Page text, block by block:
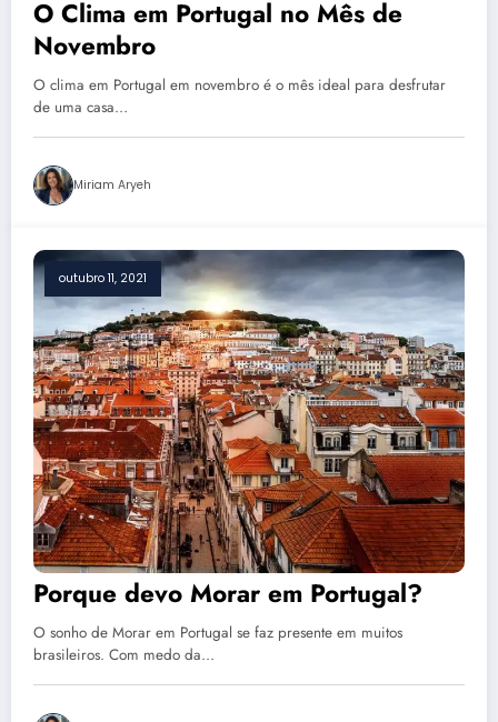
O Clima em Portugal no Mês de
Novembro
O clima em Portugal em novembro é o mês ideal para desfrutar
de uma casa…
Miriam Aryeh
outubro 11, 2021
Porque devo Morar em Portugal?
O sonho de Morar em Portugal se faz presente em muitos
brasileiros. Com medo da…